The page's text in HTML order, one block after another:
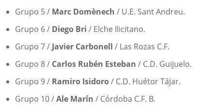
Grupo 5 / Marc Domènech / U.E. Sant Andreu.
Grupo 6 / Diego Bri / Elche Ilicitano.
Grupo 7 / Javier Carbonell / Las Rozas C.F.
Grupo 8 / Carlos Rubén Esteban/ C.D. Guijuelo.
Grupo 9 / Ramiro Isidoro/ C.D. Huétor Tájar.
Grupo 10 /Ale Marín / Córdoba C.F. B.